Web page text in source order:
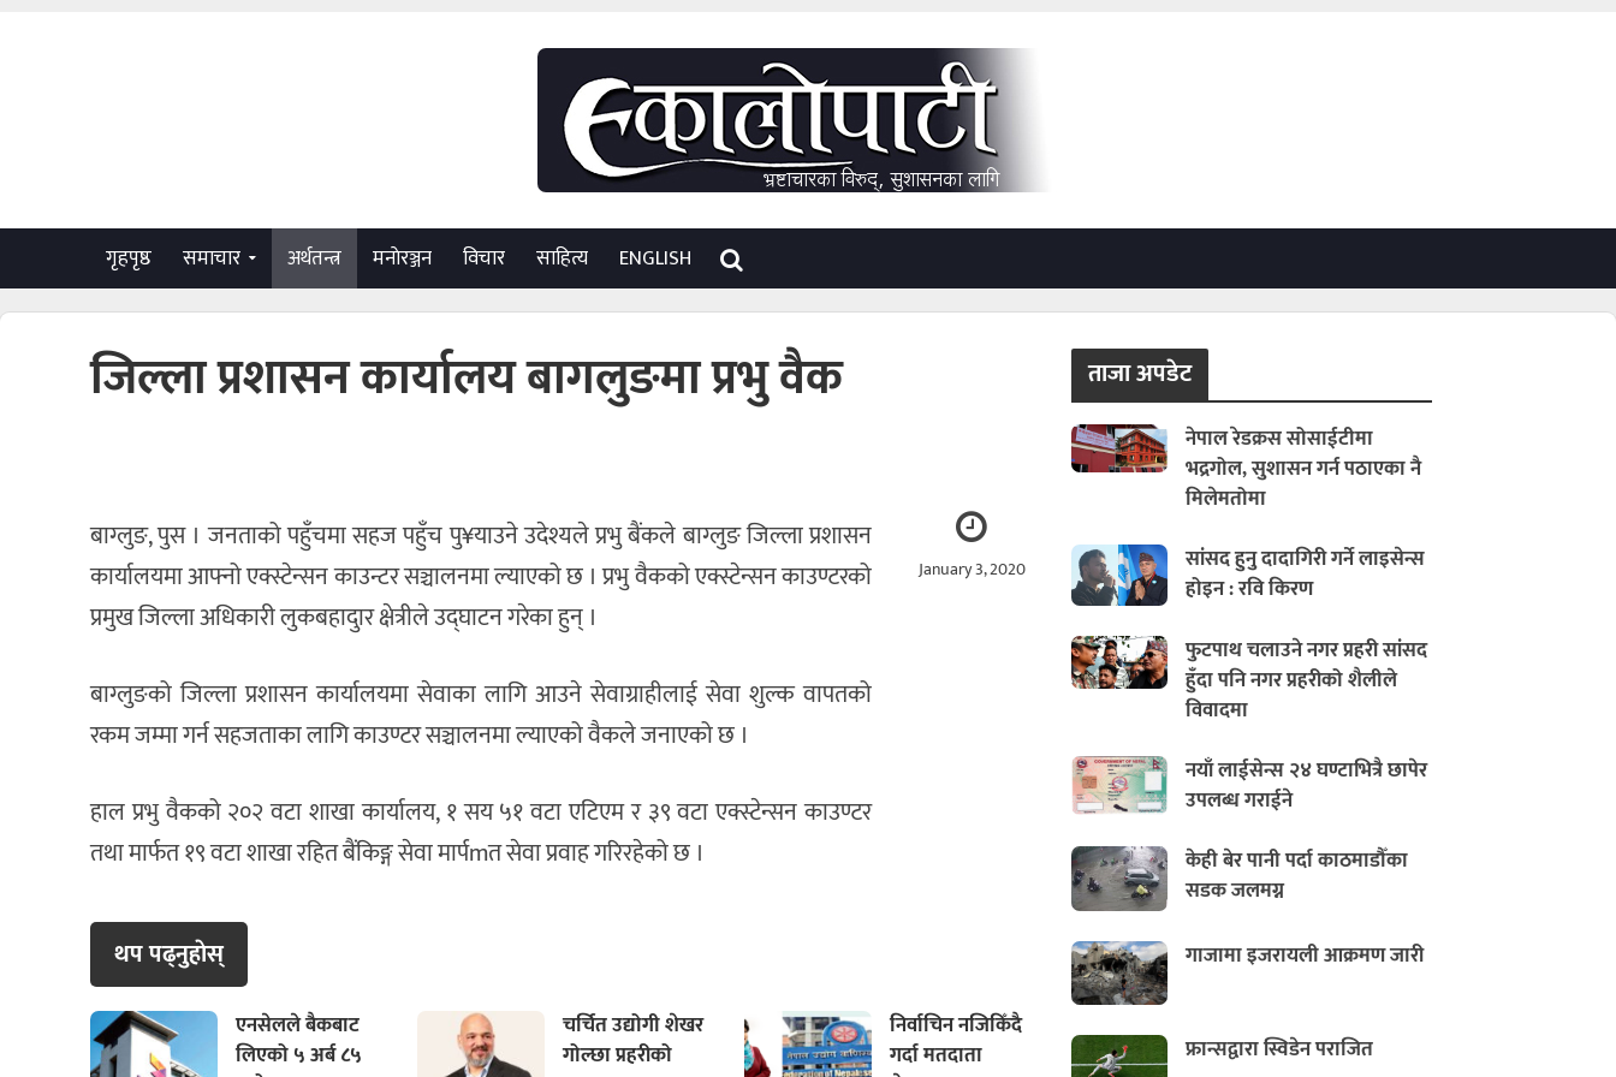
गृहपृष्ठ समाचार अर्थतन्त्र मनाेरञ्जन विचार साहित्य ENGLISH
जिल्ला प्रशासन कार्यालय बागलुङमा प्रभु वैक
January 3, 2020
बाग्लुङ, पुस । जनताको पहुँचमा सहज पहुँच पु¥याउने उदेश्यले प्रभु बैंकले बाग्लुङ जिल्ला प्रशासन
कार्यालयमा आफ्नो एक्स्टेन्सन काउन्टर सञ्चालनमा ल्याएको छ । प्रभु वैकको एक्स्टेन्सन काउण्टरको
प्रमुख जिल्ला अधिकारी लुकबहादुार क्षेत्रीले उद्घाटन गरेका हुन् ।
बाग्लुङको जिल्ला प्रशासन कार्यालयमा सेवाका लागि आउने सेवाग्राहीलाई सेवा शुल्क वापतको
रकम जम्मा गर्न सहजताका लागि काउण्टर सञ्चालनमा ल्याएको वैकले जनाएको छ ।
हाल प्रभु वैकको २०२ वटा शाखा कार्यालय, १ सय ५१ वटा एटिएम र ३९ वटा एक्स्टेन्सन काउण्टर
तथा मार्फत १९ वटा शाखा रहित बैंकिङ्ग सेवा मार्पmत सेवा प्रवाह गरिरहेको छ ।
थप पढ्नुहाेस्
एनसेलले बैकबाट
लिएको ५ अर्ब ८५
चर्चित उद्योगी शेखर
गोल्छा प्रहरीको
निर्वाचिन नजिकिँदै
गर्दा मतदाता
ताजा अपडेट
नेपाल रेडक्रस सोसाईटीमा
भद्रगोल, सुशासन गर्न पठाएका नै
मिलेमतोमा
सांसद हुनु दादागिरी गर्ने लाइसेन्स
होइन : रवि किरण
फुटपाथ चलाउने नगर प्रहरी सांसद
हुँदा पनि नगर प्रहरीको शैलीले
विवादमा
नयाँ लाईसेन्स २४ घण्टाभित्रै छापेर
उपलब्ध गराईने
केही बेर पानी पर्दा काठमाडौँका
सडक जलमग्न
गाजामा इजरायली आक्रमण जारी
फ्रान्सद्वारा स्विडेन पराजित